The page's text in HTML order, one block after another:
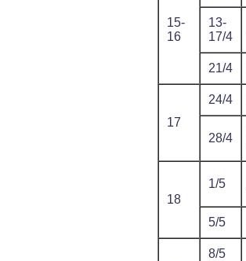
15-
16
13-
17/4
21/4
17
24/4
28/4
18
1/5
5/5
8/5